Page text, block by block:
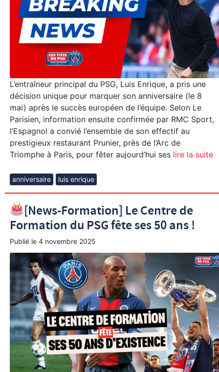
L’entraîneur principal du PSG, Luis Enrique, a pris une
décision unique pour marquer son anniversaire (le 8
mai) après le succès européen de l’équipe. Selon Le
Parisien, information ensuite confirmée par RMC Sport,
l’Espagnol a convié l’ensemble de son effectif au
prestigieux restaurant Prunier, près de l’Arc de
Triomphe à Paris, pour fêter aujourd’hui ses lire la suite
anniversaire luis enrique
[News-Formation] Le Centre de
Formation du PSG fête ses 50 ans !
Publié le 4 novembre 2025